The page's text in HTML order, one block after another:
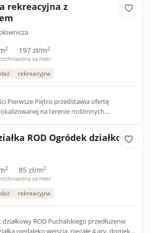
rekreacyjna z
2 197 zł/m2
cena za metr
rekreacyjna
Pierwsze Piętro przedstawia ofertę
na terenie rodzinnych
Działka ROD Ogródek działkowy
2 85 zł/m2
cena za metr
rekreacyjna
ROD Puchalskiego przedłużenie
niedaleko wejscia, niecałe 4 ary, domek z